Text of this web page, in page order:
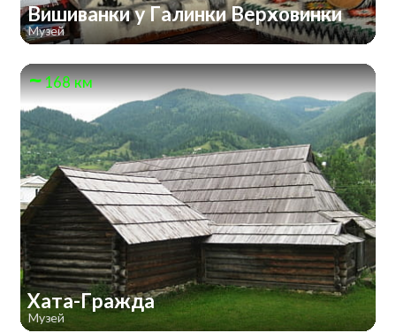
Вишиванки у Галинки Верховинки
Музей
168 км
Хата-Гражда
Музей